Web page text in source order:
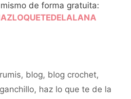
de forma gratuita:
, blog, blog crochet,
ganchillo, haz lo que te de la